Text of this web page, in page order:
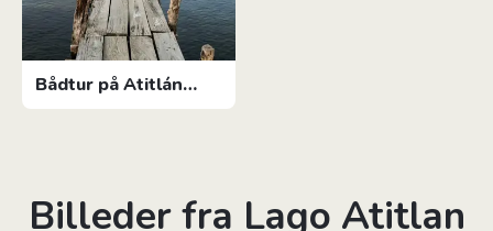
Bådtur på Atitlán
søen
Billeder fra Lago Atitlan